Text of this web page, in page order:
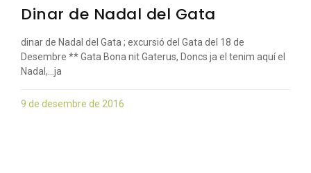
Dinar de Nadal del Gata
dinar de Nadal del Gata ; excursió del Gata del 18 de
Desembre ** Gata Bona nit Gaterus, Doncs ja el tenim aquí el
Nadal,…ja
9 de desembre de 2016